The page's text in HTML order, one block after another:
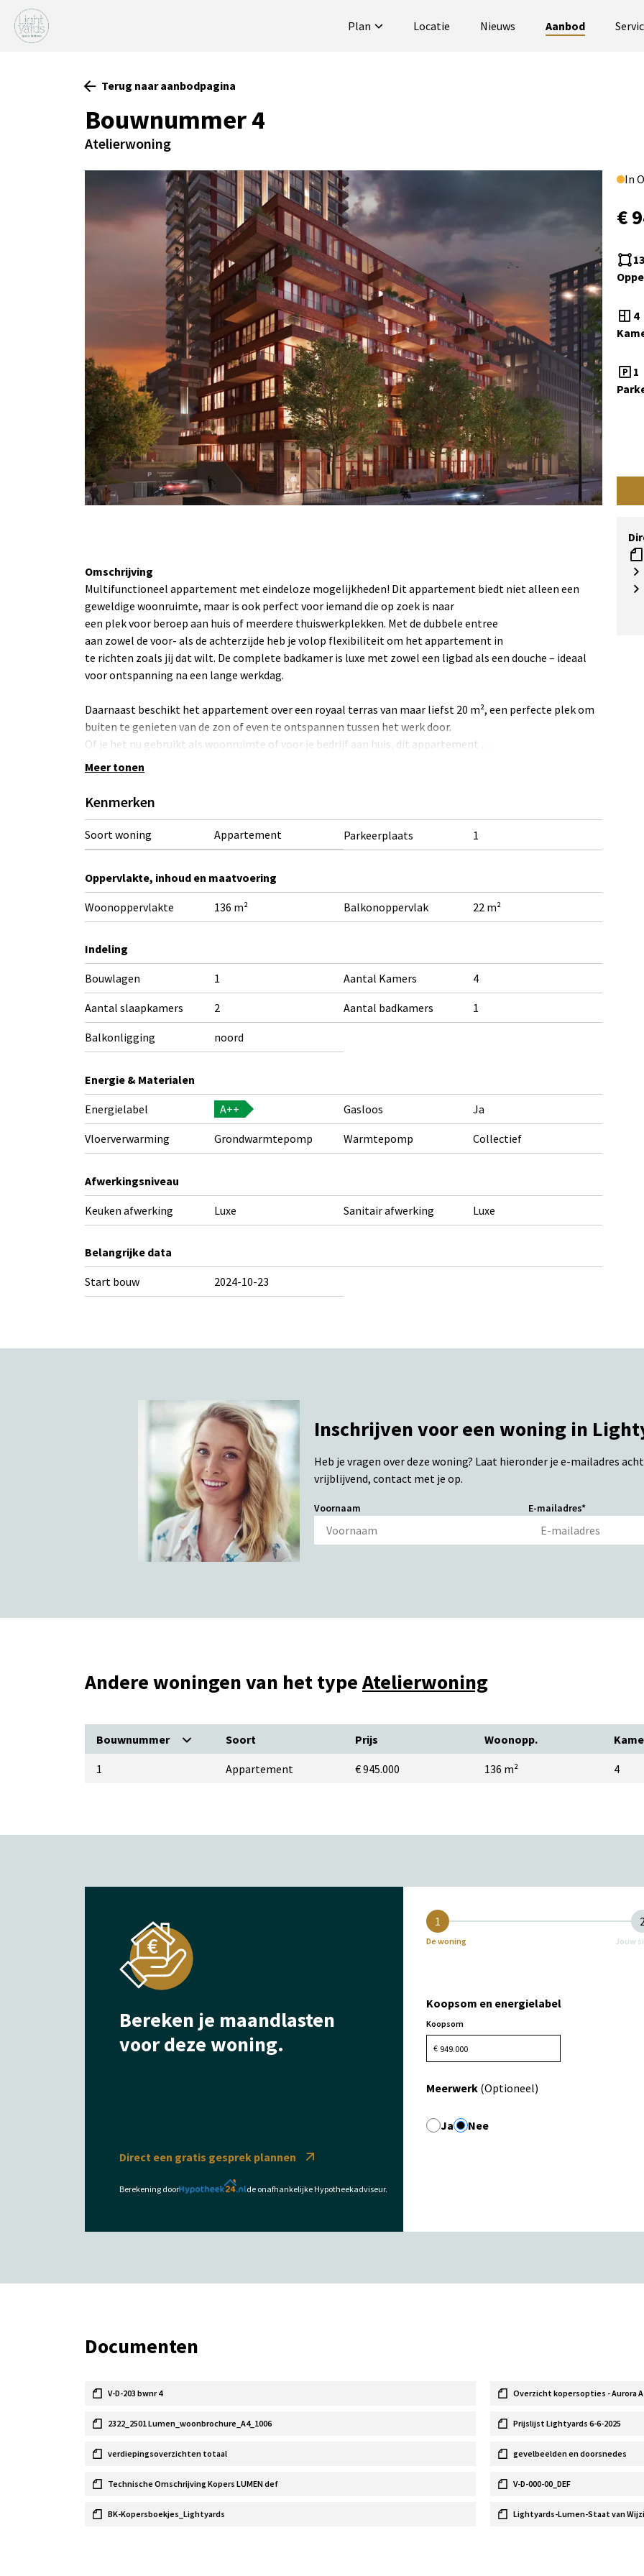
Plan Locatie Nieuws Aanbod
Terug naar aanbodpagina
Bouwnummer 4
Atelierwoning
Omschrijving
Multifunctioneel appartement met eindeloze mogelijkheden! Dit appartement biedt niet alleen een
geweldige woonruimte, maar is ook perfect voor iemand die op zoek is naar
een plek voor beroep aan huis of meerdere thuiswerkplekken. Met de dubbele entree
aan zowel de voor- als de achterzijde heb je volop flexibiliteit om het appartement in
te richten zoals jij dat wilt. De complete badkamer is luxe met zowel een ligbad als een douche – ideaal
voor ontspanning na een lange werkdag.
Daarnaast beschikt het appartement over een royaal terras van maar liefst 20 m², een perfecte plek om
buiten te genieten van de zon of even te ontspannen tussen het werk door.
Of je het nu gebruikt als woonruimte of voor je bedrijf aan huis, dit appartement
biedt alle ruimte en mogelijkheden om je wensen waar te maken!
- woonoppervlakte van ca. 136 m2
- 2 slaapkamers
- complete badkamer en separaat toilet
- 1 parkeerplaats inbegrepen in de koopsom
- mogelijkheid tot aankoop van een extra parkeerplaats
Meer tonen
Kenmerken
Soort woning Appartement Parkeerplaats 1
Oppervlakte, inhoud en maatvoering
Woonoppervlakte 136 m² Balkonoppervlak 22 m²
Indeling
Bouwlagen 1 Aantal Kamers 4
Aantal slaapkamers 2 Aantal badkamers 1
Balkonligging noord
Energie & Materialen
Energielabel A++ Gasloos Ja
Vloerverwarming Grondwarmtepomp Warmtepomp Collectief
Afwerkingsniveau
Keuken afwerking Luxe Sanitair afwerking Luxe
Belangrijke data
Start bouw 2024-10-23
In
€
4
1
Inschrijven voor een woning in
Heb je vragen over deze woning? Laat hieronder je e-mailadres
vrijblijvend, contact met je op.
Voornaam E-mailadres*
Andere woningen van het typeAtelierwoning
Bouwnummer Soort Prijs Woonopp.
1 Appartement € 945.000 136 m² 4
Bereken je maandlasten
voor deze woning.
Direct een gratis gesprek plannen
Berekening door de onafhankelijke Hypotheekadviseur.
1
De woning Jouw
Koopsom en energielabel
Koopsom
€
Meerwerk (Optioneel)
Ja Nee
Documenten
V-D-203 bwnr 4 Overzicht kopersopties - Aurora
2322_2501 Lumen_woonbrochure_A4_1006 Prijslijst Lightyards 6-6-2025
verdiepingsoverzichten totaal gevelbeelden en doorsnedes
Technische Omschrijving Kopers LUMEN def V-D-000-00_DEF
BK-Kopersboekjes_Lightyards Lightyards-Lumen-Staat van